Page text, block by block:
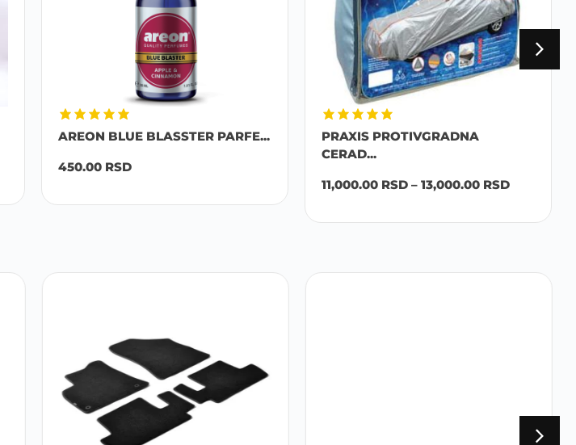
AREON BLUE BLASSTER PARFE...
450.00 RSD
PRAXIS PROTIVGRADNA
CERAD...
11,000.00 RSD – 13,000.00 RSD